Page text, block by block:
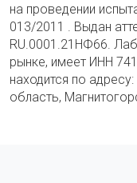
на проведении
013/2011 . Выдан
RU.0001.21НФ66.
рынке, имеет ИНН
находится по
область,